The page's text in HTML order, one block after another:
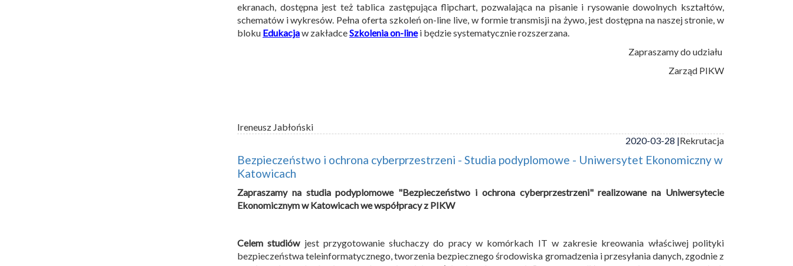
ekranach, dostępna jest też tablica zastępująca flipchart, pozwalająca na pisanie i rysowanie dowolnych kształtów,
schematów i wykresów. Pełna oferta szkoleń on-line live, w formie transmisji na żywo, jest dostępna na naszej stronie, w
bloku Edukacjaw zakładceSzkolenia on-linei będzie systematycznie rozszerzana.
Zapraszamy do udziału
Zarząd PIKW
Ireneusz Jabłoński
2020-03-28 |Rekrutacja
Bezpieczeństwo i ochrona cyberprzestrzeni - Studia podyplomowe - Uniwersytet Ekonomiczny w
Katowicach
Zapraszamy na studia podyplomowe "Bezpieczeństwo i ochrona cyberprzestrzeni" realizowane na Uniwersytecie
Ekonomicznym w Katowicach we współpracy z PIKW
Celem studiówjest przygotowanie słuchaczy do pracy w komórkach IT w zakresie kreowania właściwej polityki
bezpieczeństwa teleinformatycznego, tworzenia bezpiecznego środowiska gromadzenia i przesyłania danych, zgodnie z